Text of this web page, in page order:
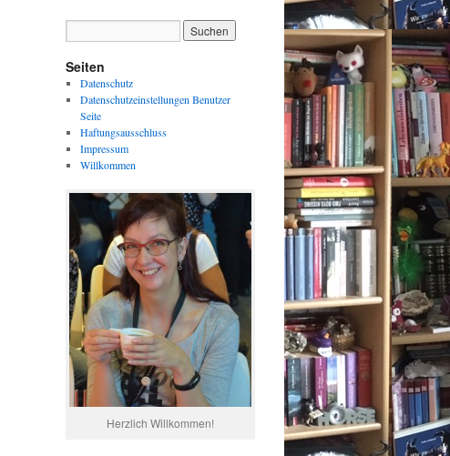
Seiten
Datenschutz
Datenschutzeinstellungen Benutzer
Seite
Haftungsausschluss
Impressum
Willkommen
Herzlich Willkommen!